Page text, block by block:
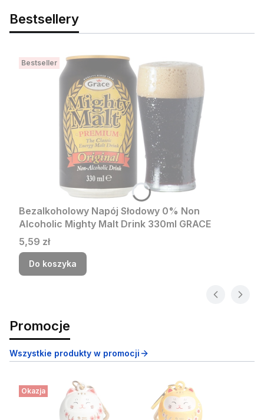
Bestsellery
Bestseller
Bezalkoholowy Napój Słodowy 0% Non
Alcoholic Mighty Malt Drink 330ml GRACE
Cena
5,59 zł
Do koszyka
Promocje
Wszystkie produkty w promocji
Okazja